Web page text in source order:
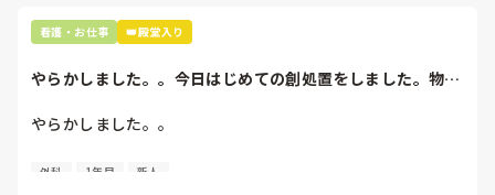
雑音だらけ。
今日は静かに寝たかったな。
悩みといえば、
まだなにも出来ない1ヶ月の私を
厨房に1人残し先輩は休憩に行って、
こちらは気が気じゃない…という事。
もちろん
と言ってくださいます。
採用試験応募したのは働き始めて5ヶ月後です。
っているとは感じます。
るのかなと。
けれど今までの、再雇用人材も私のように1年ずつ色々みて
看護・お仕事 👑殿堂入り
やらかしました。。今日はじめての創処置をしました。物品
やらかしました。。
今日はじめての創処置をしました。
外科 1年目 新人